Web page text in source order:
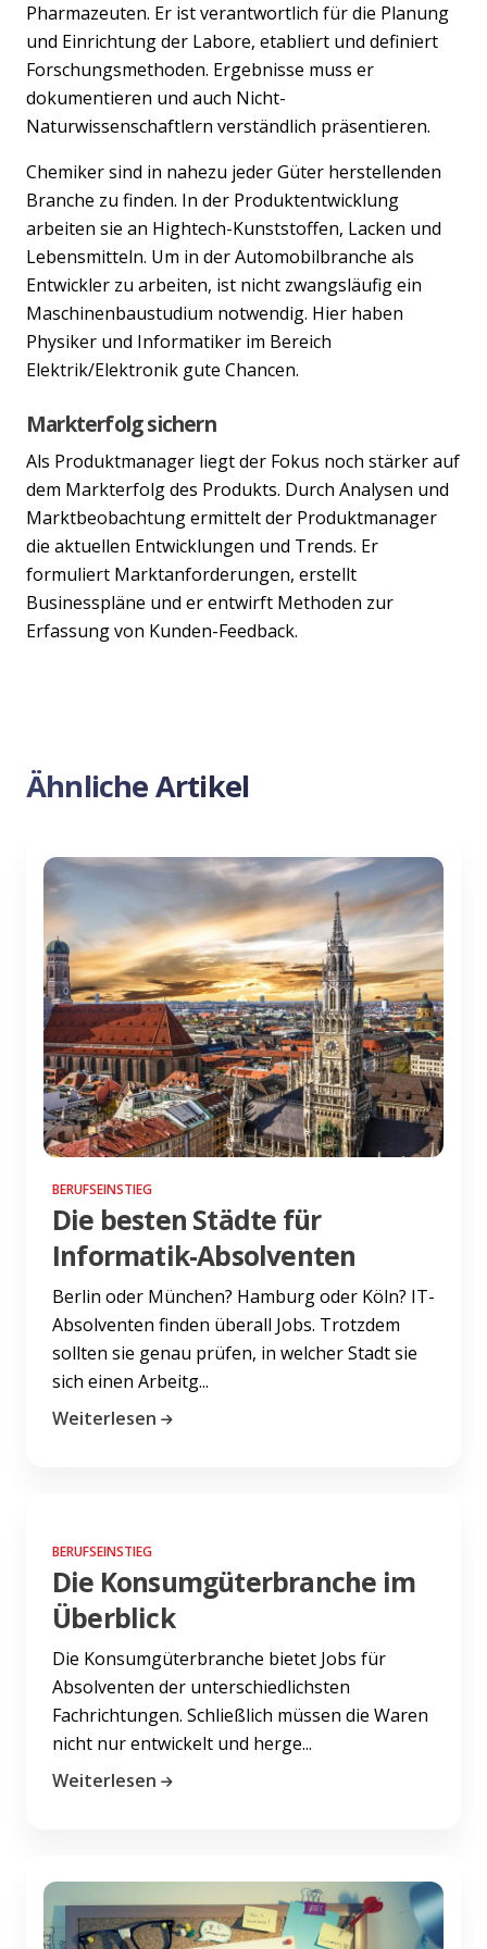
Pharmazeuten. Er ist verantwortlich für die Planung
und Einrichtung der Labore, etabliert und definiert
Forschungsmethoden. Ergebnisse muss er
dokumentieren und auch Nicht-
Naturwissenschaftlern verständlich präsentieren.
Chemiker sind in nahezu jeder Güter herstellenden
Branche zu finden. In der Produktentwicklung
arbeiten sie an Hightech-Kunststoffen, Lacken und
Lebensmitteln. Um in der Automobilbranche als
Entwickler zu arbeiten, ist nicht zwangsläufig ein
Maschinenbaustudium notwendig. Hier haben
Physiker und Informatiker im Bereich
Elektrik/Elektronik gute Chancen.
Markterfolg sichern
Als Produktmanager liegt der Fokus noch stärker auf
dem Markterfolg des Produkts. Durch Analysen und
Marktbeobachtung ermittelt der Produktmanager
die aktuellen Entwicklungen und Trends. Er
formuliert Marktanforderungen, erstellt
Businesspläne und er entwirft Methoden zur
Erfassung von Kunden-Feedback.
Ähnliche Artikel
BERUFSEINSTIEG
Die besten Städte für
Informatik-Absolventen
Berlin oder München? Hamburg oder Köln? IT-
Absolventen finden überall Jobs. Trotzdem
sollten sie genau prüfen, in welcher Stadt sie
sich einen Arbeitg...
Weiterlesen
BERUFSEINSTIEG
Die Konsumgüterbranche im
Überblick
Die Konsumgüterbranche bietet Jobs für
Absolventen der unterschiedlichsten
Fachrichtungen. Schließlich müssen die Waren
nicht nur entwickelt und herge...
Weiterlesen